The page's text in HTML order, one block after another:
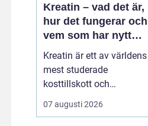
Kreatin – vad det är,
hur det fungerar och
vem som har nytta
av det
Kreatin är ett av världens
mest studerade
kosttillskott och
används brett av både
elitidrottare och vanliga
07 augusti 2026